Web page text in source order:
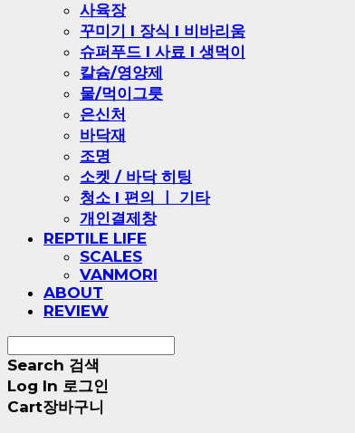
사육장
꾸미기 l 장식 l 비바리움
슈퍼푸드 l 사료 l 생먹이
칼슘/영양제
물/먹이그릇
은신처
바닥재
조명
소켓 / 바닥 히팅
청소 l 편의 ㅣ 기타
개인결제창
REPTILE LIFE
SCALES
VANMORI
ABOUT
REVIEW
Search 검색
Log In 로그인
Cart장바구니